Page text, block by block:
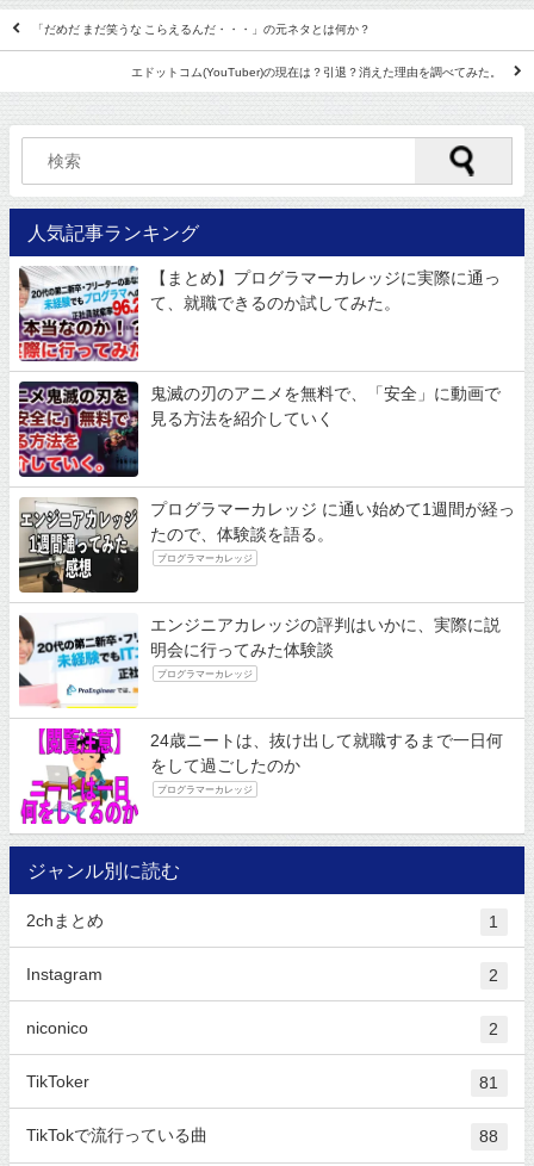
「だめだ まだ笑うな こらえるんだ・・・」の元ネタとは何か？
エドットコム(YouTuber)の現在は？引退？消えた理由を調べてみた。
人気記事ランキング
【まとめ】プログラマーカレッジに実際に通っ
て、就職できるのか試してみた。
鬼滅の刃のアニメを無料で、「安全」に動画で
見る方法を紹介していく
プログラマーカレッジ に通い始めて1週間が経っ
たので、体験談を語る。
プログラマーカレッジ
エンジニアカレッジの評判はいかに、実際に説
明会に行ってみた体験談
プログラマーカレッジ
24歳ニートは、抜け出して就職するまで一日何
をして過ごしたのか
プログラマーカレッジ
ジャンル別に読む
2chまとめ 1
Instagram 2
niconico 2
TikToker 81
TikTokで流行っている曲 88